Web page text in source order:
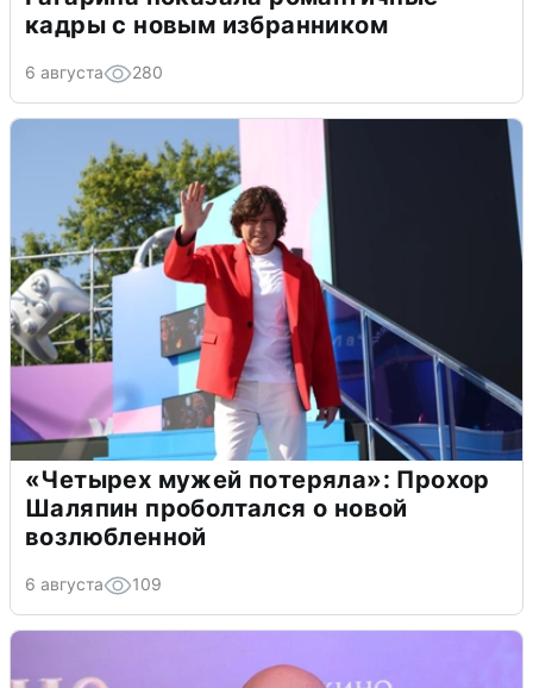
кадры с новым избранником
6 августа 280
«Четырех мужей потеряла»: Прохор
Шаляпин проболтался о новой
возлюбленной
6 августа 109